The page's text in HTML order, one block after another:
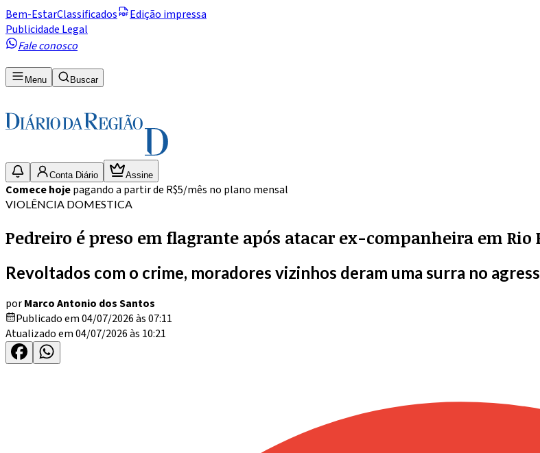
Bem-EstarClassificados
Edição impressa
Publicidade Legal
Fale conosco
Menu Buscar
Conta Diário Assine
Comece hojepagando a partir de R$5/mês no plano mensal
VIOLÊNCIA DOMESTICA
Pedreiro é preso em flagrante após atacar ex-companheira em Rio
Revoltados com o crime, moradores vizinhos deram uma surra no
porMarco Antonio dos Santos
Publicado em 04/07/2026 às 07:11
Atualizado em 04/07/2026 às 10:21